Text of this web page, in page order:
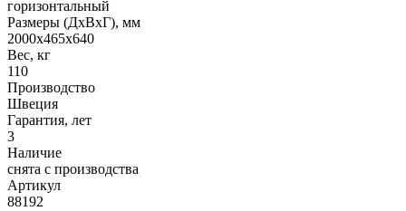
горизонтальный
Размеры (ДхВхГ), мм
2000x465x640
Вес, кг
110
Производство
Швеция
Гарантия, лет
3
Наличие
снята с производства
Артикул
88192